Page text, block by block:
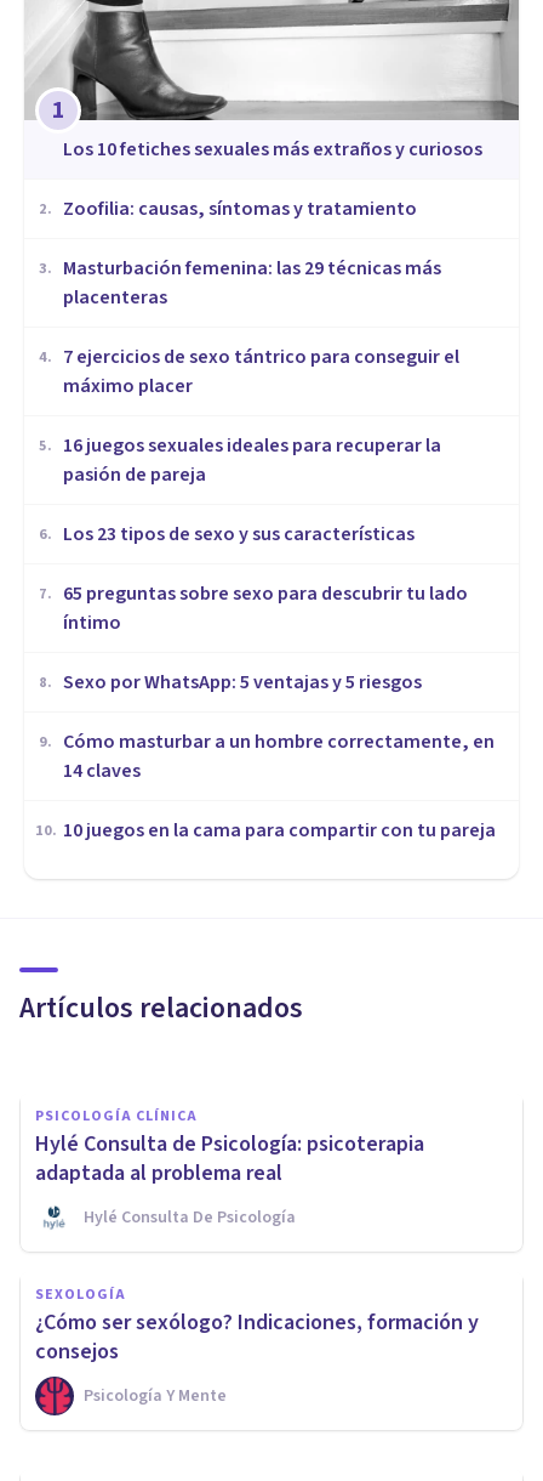
1
​Los 10 fetiches sexuales más extraños y curiosos
2. Zoofilia: causas, síntomas y tratamiento
3.
Masturbación femenina: las 29 técnicas más
placenteras
4.
7 ejercicios de sexo tántrico para conseguir el
máximo placer
5.
16 juegos sexuales ideales para recuperar la
pasión de pareja
6. Los 23 tipos de sexo y sus características
7.
65 preguntas sobre sexo para descubrir tu lado
íntimo
8. Sexo por WhatsApp: 5 ventajas y 5 riesgos
9.
Cómo masturbar a un hombre correctamente, en
14 claves
10. 10 juegos en la cama para compartir con tu pareja
Artículos relacionados
sexólogo
PSICOLOGÍA CLÍNICA
Hylé Consulta de Psicología: psicoterapia
adaptada al problema real
Hylé Consulta De Psicología
SEXOLOGÍA
¿Cómo ser sexólogo? Indicaciones, formación y
consejos
Psicología Y Mente
Los 5 mejores Másters de
Psicología en Murcia
Arturo Torres